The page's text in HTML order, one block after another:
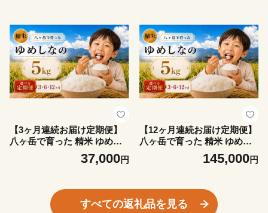
諏訪郡 原村
【3ヶ月連続お届け定期便】
八ヶ岳で育った 精米 ゆめし
なの5kg お米 | 令和7年産 米
お米 白米 精米 甘み もちもち
37,000円
【12ヶ月連続お届け定期便】
八ヶ岳で育った 精米 ゆめし
なの5kg お米 | 令和7年産 米
お米 白米 精米 甘み もちもち
145,000円
すべての返礼品を見る